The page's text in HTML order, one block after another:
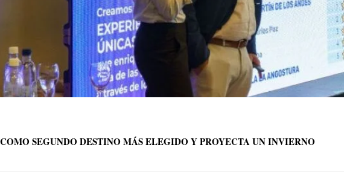
SEGUNDO DESTINO MÁS ELEGIDO Y PROYECTA UN INVIERNO